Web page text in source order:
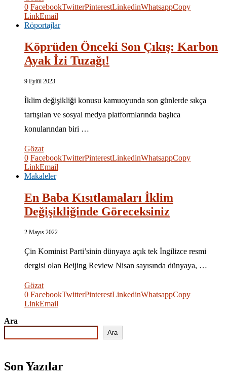
0 FacebookTwitterPinterestLinkedinWhatsappCopy
LinkEmail
Röportajlar
Köprüden Önceki Son Çıkış: Karbon
Ayak İzi Tuzağı!
9 Eylül 2023
İklim değişikliği konusu kamuoyunda son günlerde sıkça
tartışılan ve sosyal medya platformlarında başlıca
konularından biri …
Gözat
0 FacebookTwitterPinterestLinkedinWhatsappCopy
LinkEmail
Makaleler
En Baba Kısıtlamaları İklim
Değişikliğinde Göreceksiniz
2 Mayıs 2022
Çin Kominist Parti’sinin dünyaya açık tek İngilizce resmi
dergisi olan Beijing Review Nisan sayısında dünyaya, …
Gözat
0 FacebookTwitterPinterestLinkedinWhatsappCopy
LinkEmail
Ara
Ara
Son Yazılar